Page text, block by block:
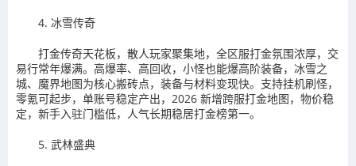
4. 冰雪传奇
打金传奇天花板，散人玩家聚集地，全区服打金氛围浓厚，交
易行常年爆满。高爆率、高回收，小怪也能爆高阶装备，冰雪之
城、魔界地图为核心搬砖点，装备与材料变现快。支持挂机刷怪，
零氪可起步，单账号稳定产出，2026 新增跨服打金地图，物价稳
定，新手入驻门槛低，人气长期稳居打金榜第一。
5. 武林盛典